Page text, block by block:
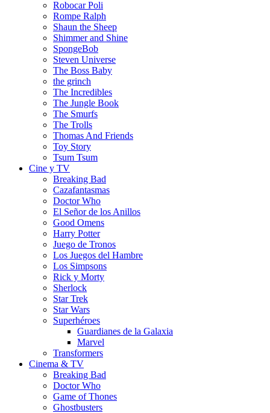
Robocar Poli
Rompe Ralph
Shaun the Sheep
Shimmer and Shine
SpongeBob
Steven Universe
The Boss Baby
the grinch
The Incredibles
The Jungle Book
The Smurfs
The Trolls
Thomas And Friends
Toy Story
Tsum Tsum
Cine y TV
Breaking Bad
Cazafantasmas
Doctor Who
El Señor de los Anillos
Good Omens
Harry Potter
Juego de Tronos
Los Juegos del Hambre
Los Simpsons
Rick y Morty
Sherlock
Star Trek
Star Wars
Superhéroes
Guardianes de la Galaxia
Marvel
Transformers
Cinema & TV
Breaking Bad
Doctor Who
Game of Thones
Ghostbusters